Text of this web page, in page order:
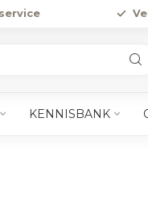
KENNISBANK